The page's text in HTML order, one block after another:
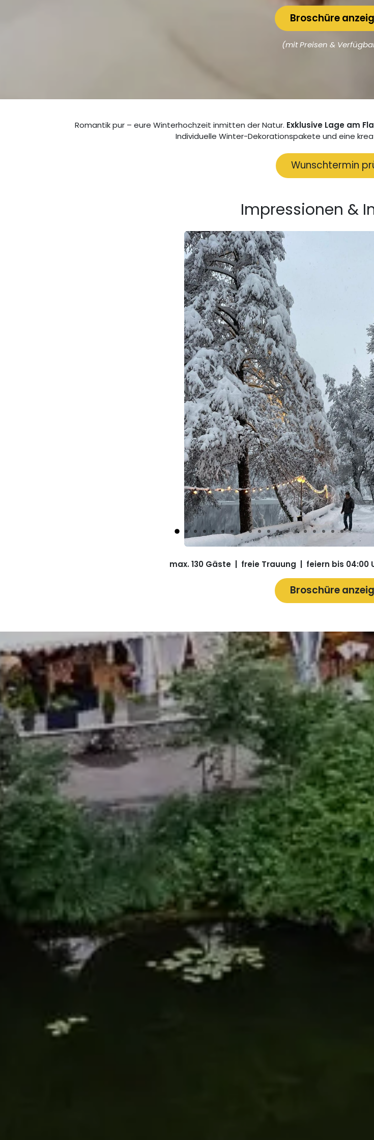
Broschüre
(mit Preisen &
Romantik pur – eure Winterhochzeit inmitten der Natur. Exklusive Lage am
Individuelle Winter-Dekorationspakete und eine
Wunschtermin
Impressionen &
max. 130 Gäste | freie Trauung | feiern bis
Broschüre